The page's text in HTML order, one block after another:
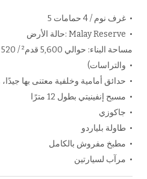
5 غرف نوم / 4 حمامات •
حالة الأرض: Malay Reserve •
والتراسات) •
حدائق أمامية وخلفية معتنى بها جيدًا، وبركتان •
مسبح إنفينيتي بطول 12 مترًا •
جاكوزي •
طاولة بلياردو •
مطبخ مفروش بالكامل •
مرآب لسيارتين •